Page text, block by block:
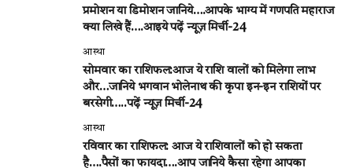
प्रमोशन या डिमोशन जानिये….आपके भाग्य में गणपति महाराज
क्या लिखे हैं….आइये पढ़ें न्यूज़ मिर्ची-24
आस्था
सोमवार का राशिफल:आज ये राशि वालों को मिलेगा लाभ
और…जानिये भगवान भोलेनाथ की कृपा इन-इन राशियों पर
बरसेगी…..पढ़ें न्यूज़ मिर्ची-24
आस्था
रविवार का राशिफल: आज ये राशिवालों को हो सकता
है….पैसों का फायदा….आप जानिये कैसा रहेगा आपका